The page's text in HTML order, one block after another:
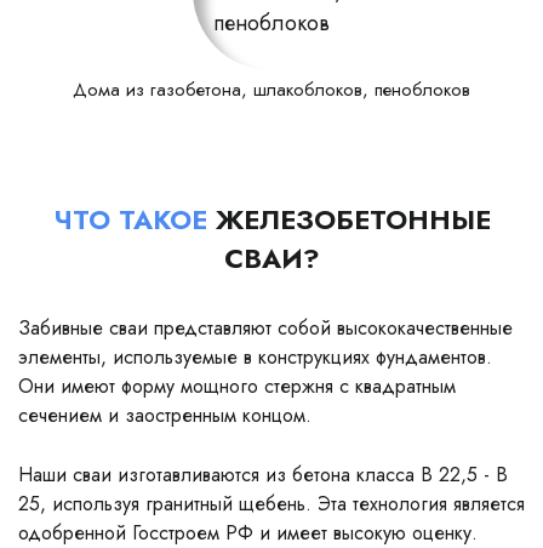
Дома из газобетона, шлакоблоков, пеноблоков
ЧТО ТАКОЕ ЖЕЛЕЗОБЕТОННЫЕ
СВАИ?
Забивные сваи представляют собой высококачественные
элементы, используемые в конструкциях фундаментов.
Они имеют форму мощного стержня с квадратным
сечением и заостренным концом.
Наши сваи изготавливаются из бетона класса В 22,5 - В
25, используя гранитный щебень. Эта технология является
одобренной Госстроем РФ и имеет высокую оценку.